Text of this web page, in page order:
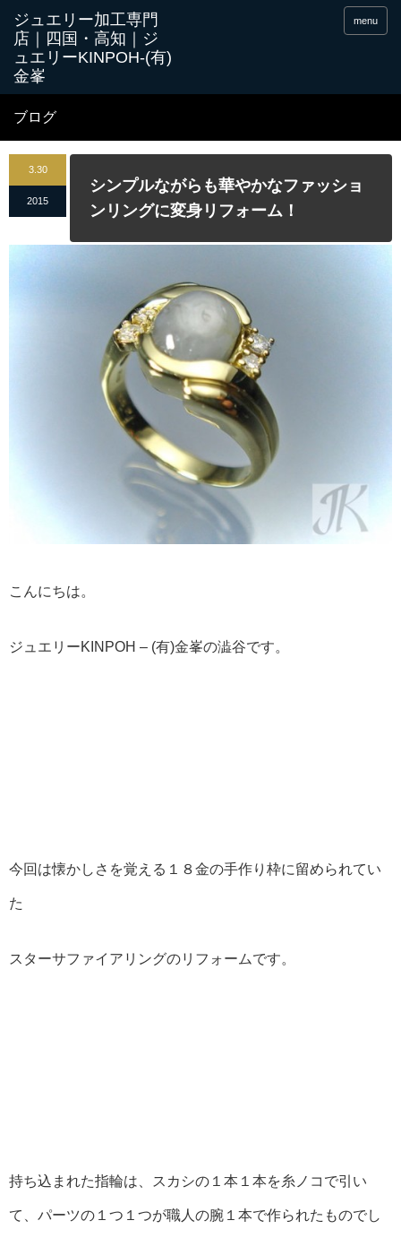
menu
ブログ
3.30
2015
シンプルながらも華やかなファッショ
ンリングに変身リフォーム！
こんにちは。
ジュエリーKINPOH – (有)金峯の澁谷です。
今回は懐かしさを覚える１８金の手作り枠に留められてい
た
スターサファイアリングのリフォームです。
持ち込まれた指輪は、スカシの１本１本を糸ノコで引い
て、パーツの１つ１つが職人の腕１本で作られたものでし